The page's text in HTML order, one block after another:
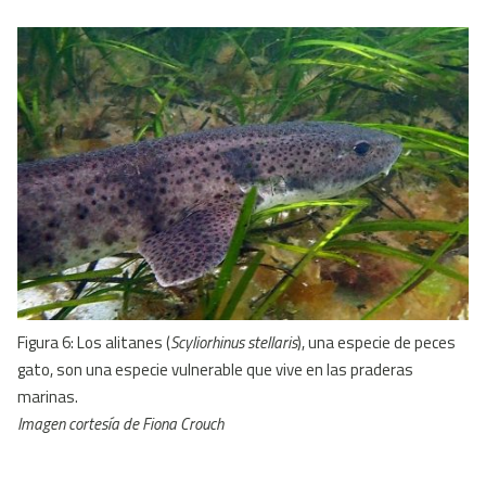
Figura 6: Los alitanes (Scyliorhinus stellaris), una especie de peces
gato, son una especie vulnerable que vive en las praderas
marinas.
Imagen cortesía de Fiona Crouch